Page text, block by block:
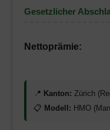
Gesetzlicher
Nettoprämie:
📍 Kanton: Zürich
📋 Modell: HMO